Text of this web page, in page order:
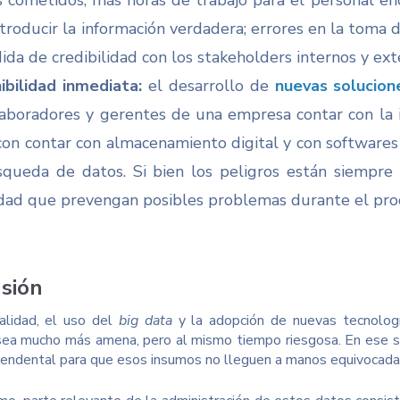
la información verdadera; errores en la toma
de credibilidad con los stakeholders internos y
inmediata:el desarrollo de nuevas
y gerentes de una empresa contar con
contar con almacenamiento digital y con
de datos. Si bien los peligros están
que prevengan posibles problemas durante el
el uso del big datay la adopción de nuevas
mucho más amena, pero al mismo tiempo riesgosa. En ese
para que esos insumos no lleguen a manos